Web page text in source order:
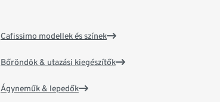
Cafissimo modellek és színek
Bőröndök & utazási kiegészítők
Ágyneműk & lepedők